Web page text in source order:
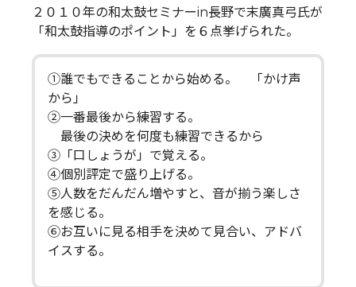
２０１０年の和太鼓セミナーin長野で末廣真弓氏が
「和太鼓指導のポイント」を６点挙げられた。
①誰でもできることから始める。 「かけ声
から」
②一番最後から練習する。
最後の決めを何度も練習できるから
③「口しょうが」で覚える。
④個別評定で盛り上げる。
⑤人数をだんだん増やすと、音が揃う楽しさ
を感じる。
⑥お互いに見る相手を決めて見合い、アドバ
イスする。